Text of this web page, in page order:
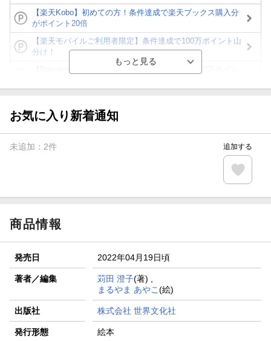
【楽天Kobo】初めての方！条件達成で楽天ブックス購入分
がポイント20倍
【楽天モバイルご利用者限定】条件達成で100万ポイント山
分け！
が当たる！
楽天モバイル紹介キャンペーンの拡散で300円OFFクーポン
条件達成で楽天限定・宝塚歌劇 宙組貸切公演ペアチケット
お気に入り新着通知
未追加： 2件 追加する
商品情報
発売日 2022年04月19日頃
著者／編集 苅田 澄子(著) ,
まるやま あやこ (絵)
出版社 株式会社 世界文化社
発行形態 絵本